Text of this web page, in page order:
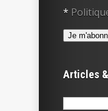
*
Articles